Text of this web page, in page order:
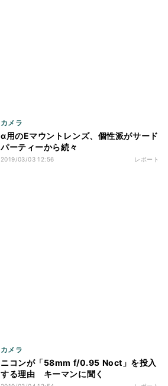
カメラ
α用のEマウントレンズ、個性派がサード
パーティーから続々
2019/03/03 12:56 レポート
カメラ
ニコンが「58mm f/0.95 Noct」を投入
する理由 キーマンに聞く